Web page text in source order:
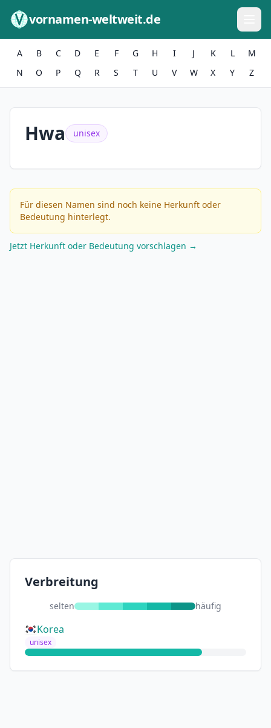
vornamen-weltweit.de
A B C D E F G H I J K L
M
N
O P Q R S T U V W X Y Z
Hwa unisex
Für diesen Namen sind noch keine Herkunft oder
Bedeutung hinterlegt.
Jetzt Herkunft oder Bedeutung vorschlagen →
Verbreitung
selten häufig
Korea
unisex